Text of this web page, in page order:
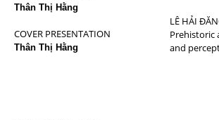
Thân Thị Hằng
COVER PRESENTATION
Thân Thị Hằng
LÊ HẢI
Prehistoric
and